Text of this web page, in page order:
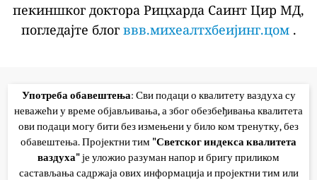
пекиншког доктора Рицхарда Саинт Цир МД,
погледајте блог ввв.михеалтхбеијинг.цом.
Употреба обавештења: Сви подаци о квалитету ваздуха су
неважећи у време објављивања, а због обезбеђивања квалитета
ови подаци могу бити без измењени у било ком тренутку, без
обавештења. Пројектни тим "Светског индекса квалитета
ваздуха"је уложио разуман напор и бригу приликом
састављања садржаја ових информација и пројектни тим или